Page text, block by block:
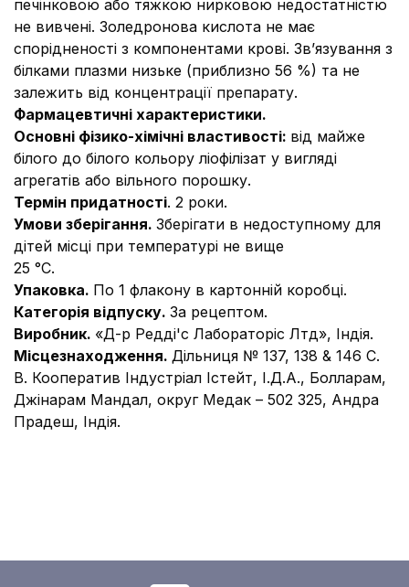
печінковою або тяжкою нирковою недостатністю
не вивчені. Золедронова кислота не має
спорідненості з компонентами крові. Зв’язування з
білками плазми низьке (приблизно 56 %) та не
залежить від концентрації препарату.
Фармацевтичні характеристики.
Основні фізико-хімічні властивості: від майже
білого до білого кольору ліофілізат у вигляді
агрегатів або вільного порошку.
Термін придатності. 2 роки.
Умови зберігання. Зберігати в недоступному для
дітей місці при температурі не вище
25 °С.
Упаковка. По 1 флакону в картонній коробці.
Категорія відпуску. За рецептом.
Виробник. «Д-р Редді'с Лабораторіс Лтд», Індія.
Місцезнаходження. Дільниця № 137, 138 & 146 С.
В. Кооператив Індустріал Істейт, І.Д.А., Болларам,
Джінарам Мандал, округ Медак – 502 325, Андра
Прадеш, Індія.